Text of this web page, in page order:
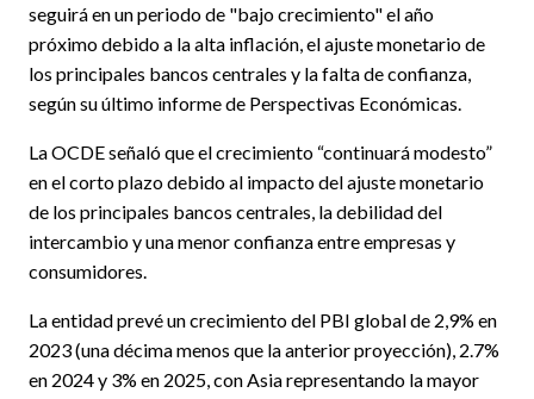
seguirá en un periodo de "bajo crecimiento" el año
próximo debido a la alta inflación, el ajuste monetario de
los principales bancos centrales y la falta de confianza,
según su último informe de Perspectivas Económicas.
La OCDE señaló que el crecimiento “continuará modesto”
en el corto plazo debido al impacto del ajuste monetario
de los principales bancos centrales, la debilidad del
intercambio y una menor confianza entre empresas y
consumidores.
La entidad prevé un crecimiento del PBI global de 2,9% en
2023 (una décima menos que la anterior proyección), 2.7%
en 2024 y 3% en 2025, con Asia representando la mayor